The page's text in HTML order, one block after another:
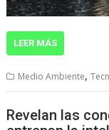
LEER MÁS
Medio Ambiente,
Revelan las